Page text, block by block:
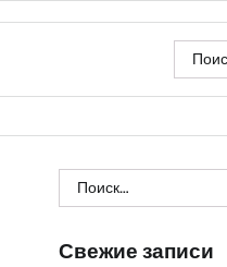
Найти:
Найти:
Свежие записи